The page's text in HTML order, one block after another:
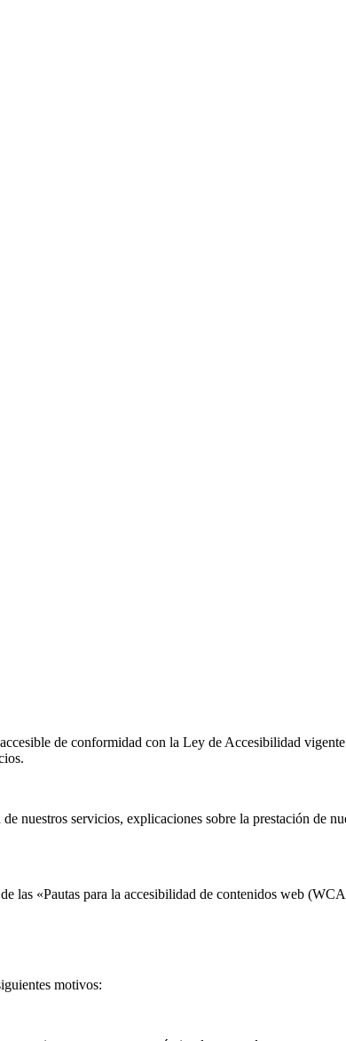
de conformidad con la Ley de Accesibilidad
nuestros servicios, explicaciones sobre la prestación de
las «Pautas para la accesibilidad de contenidos web
motivos: